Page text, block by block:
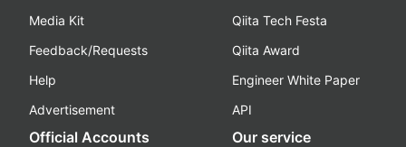
Media Kit
Feedback/Requests
Help
Advertisement
Qiita Tech Festa
Qiita Award
Engineer White Paper
API
Official Accounts Our service